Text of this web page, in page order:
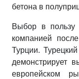
бетона в
Выбор в пользу
компанией
Турции.
демонстрирует
европейском